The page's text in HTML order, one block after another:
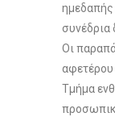
ημεδαπής
συνέδρια
Οι
αφετέρου
Τμήμα